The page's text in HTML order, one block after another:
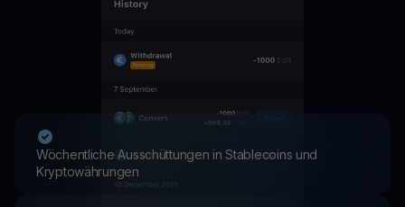
Wöchentliche Ausschüttungen in Stablecoins und
Kryptowährungen